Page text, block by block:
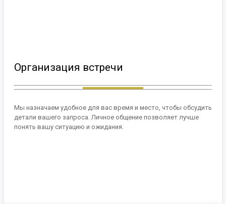
Организация встречи
Мы назначаем удобное для вас время и место, чтобы обсудить
детали вашего запроса. Личное общение позволяет лучше
понять вашу ситуацию и ожидания.